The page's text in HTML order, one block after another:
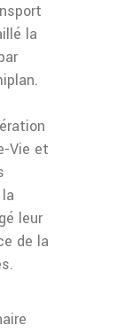
la
Vie et
leur
de la